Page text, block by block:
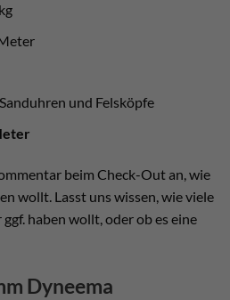
und Felsköpfe
beim Check-Out an, wie
wollt. Lasst uns wissen, wie viele
haben wollt, oder ob es eine
Dyneema